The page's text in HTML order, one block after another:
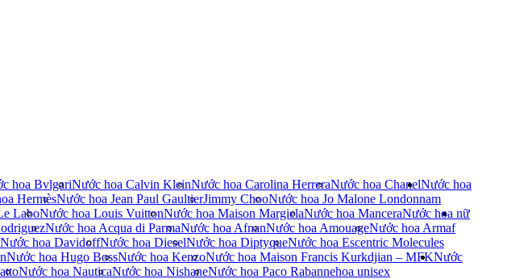
hoa BvlgariNước hoa Calvin KleinNước hoa Carolina HerreraNước hoa Chanel
HermèsNước hoa Jean Paul GaultierJimmy ChooNước hoa Jo Malone London
LaboNước hoa Louis VuittonNước hoa Maison MargielaNước hoa Mancera
Nước hoa Acqua di ParmaNước hoa AfnanNước hoa AmouageNước hoa Armaf
Nước hoa DavidoffNước hoa DieselNước hoa DiptyqueNước hoa Escentric Molecules
Nước hoa Hugo BossNước hoa KenzoNước hoa Maison Francis Kurkdjian – MFK
Nước hoa NauticaNước hoa NishaneNước hoa Paco Rabanne
Nước hoa
nam
Nước hoa nữ
Nước
hoa unisex